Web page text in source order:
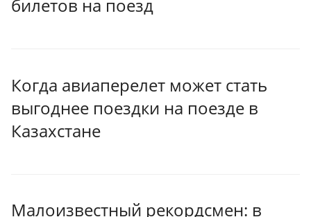
билетов на поезд
Когда авиаперелет может стать
выгоднее поездки на поезде в
Казахстане
Малоизвестный рекордсмен: в